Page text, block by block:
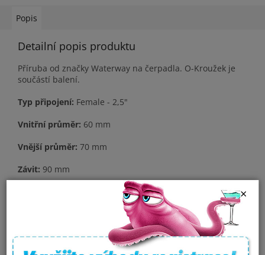
×
Popis
Detailní popis produktu
Příruba od značky Waterway na čerpadla. O-Kroužek je
součástí balení.
Typ připojení: Female - 2,5"
Vnitřní průměr: 60 mm
Vnější průměr: 70 mm
Závit: 90 mm
Doplňkové parametry
Kategorie: Příruby a šroubení k čerpadlům
Model
2,5" Pump union Waterway